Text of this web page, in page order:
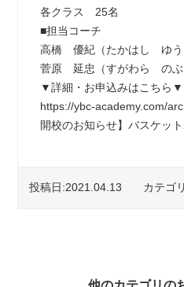
各クラス 25名
■担当コーチ
高橋 優紀（たかはし ゆう
菅原 延忠（すがわら のぶ
▼詳細・お申込みはこちら▼
https://ybc-academy.com/
開校のお知らせ】バスケッ
投稿日:2021.04.13 カテゴ